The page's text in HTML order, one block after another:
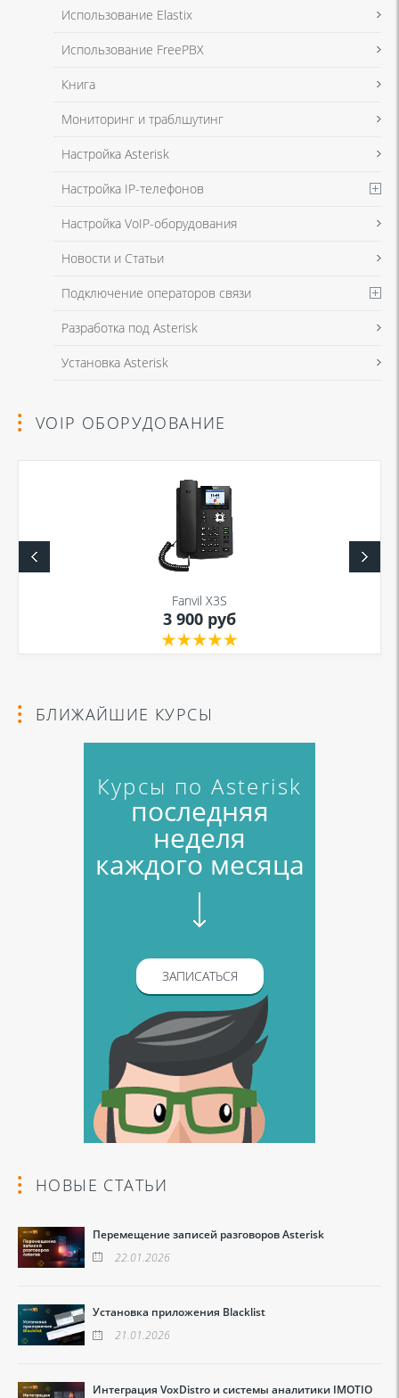
Я даю согласие на обработку моих персональных данных для связи
в соответствии с Политикой в отношении обработки персональных
Использование Elastix
Использование FreePBX
Книга
Мониторинг и траблшутинг
Настройка Asterisk
Настройка IP-телефонов
Настройка VoIP-оборудования
Новости и Статьи
Подключение операторов связи
Разработка под Asterisk
Установка Asterisk
VOIP ОБОРУДОВАНИЕ
Fanvil X3S
3 900 руб
БЛИЖАЙШИЕ КУРСЫ
Курсы по Asterisk
последняя
неделя
каждого месяца
ЗАПИСАТЬСЯ
НОВЫЕ СТАТЬИ
Перемещение записей разговоров Asterisk
22.01.2026
Установка приложения Blacklist
21.01.2026
Интеграция VoxDistro и системы аналитики IMOTIO